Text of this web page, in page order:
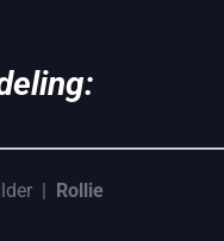
| Rollie